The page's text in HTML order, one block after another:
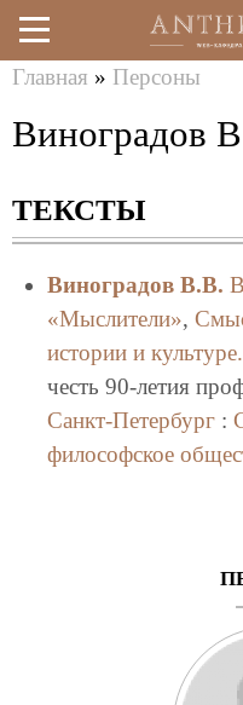
Перейти
к
содержанию
здесь
Главная » Персоны
Виноградов
ТЕКСТЫ
Виноградов В.В.
«Мыслители»,
истории и культуре.
честь 90-летия
Санкт-Петербург:
философское